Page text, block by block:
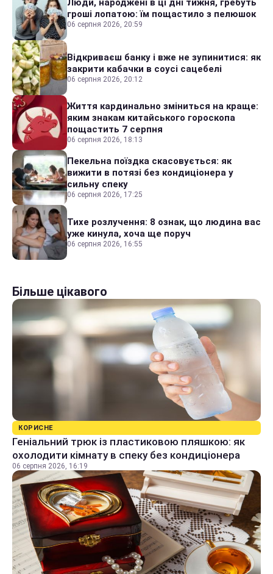
гроші лопатою: їм пощастило з пелюшок
06 серпня 2026, 20:59
Відкриваєш банку і вже не зупинитися: як
закрити кабачки в соусі сацебелі
06 серпня 2026, 20:12
Життя кардинально зміниться на краще:
яким знакам китайського гороскопа
пощастить 7 серпня
06 серпня 2026, 18:13
Пекельна поїздка скасовується: як
вижити в потязі без кондиціонера у
сильну спеку
06 серпня 2026, 17:25
Тихе розлучення: 8 ознак, що людина вас
уже кинула, хоча ще поруч
06 серпня 2026, 16:55
Більше цікавого
КОРИСНЕ
Геніальний трюк із пластиковою пляшкою: як
охолодити кімнату в спеку без кондиціонера
06 серпня 2026, 16:19